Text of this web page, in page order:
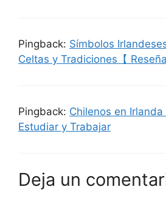
Pingback: Símbolos
Celtas y Tradiciones【 Reseña
Pingback: Chilenos en Irlanda
Estudiar y Trabajar
Deja un